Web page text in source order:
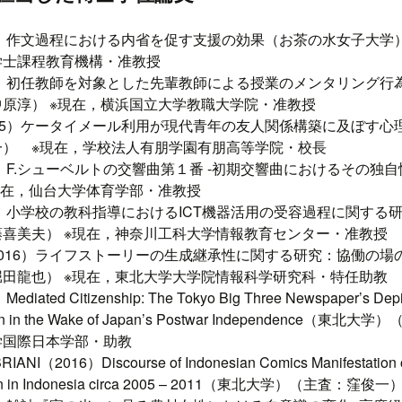
文過程における内省を促す支援の効果（お茶の水女子大学
課程教育機構・准教授
任教師を対象とした先輩教師による授業のメンタリング行
淳） ※現在，横浜国立大学教職大学院・准教授
ケータイメール利用が現代青年の友人関係構築に及ぼす心
※現在，学校法人有朋学園有朋高等学院・校長
シューベルトの交響曲第１番 -初期交響曲におけるその独
，仙台大学体育学部・准教授
学校の教科指導におけるICT機器活用の受容過程に関する
美夫） ※現在，神奈川工科大学情報教育センター・准教授
）ライフストーリーの生成継承性に関する研究：協働の場
龍也） ※現在，東北大学大学院情報科学研究科・特任助教
Citizenship: The Tokyo Big Three Newspaper’s
in the Wake of Japan’s Postwar Independence（東北大学
際日本学部・助教
（2016）Discourse of Indonesian Comics
Indonesia circa 2005 – 2011（東北大学）（主査：窪俊一